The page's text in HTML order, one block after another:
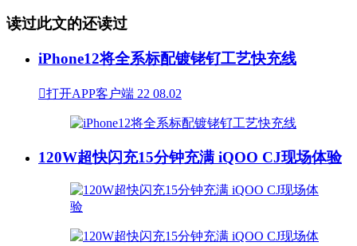
读过此文的还读过
iPhone12将全系标配镀铑钌工艺快充线
打开APP客户端 22 08.02
120W超快闪充15分钟充满 iQOO CJ现场体验